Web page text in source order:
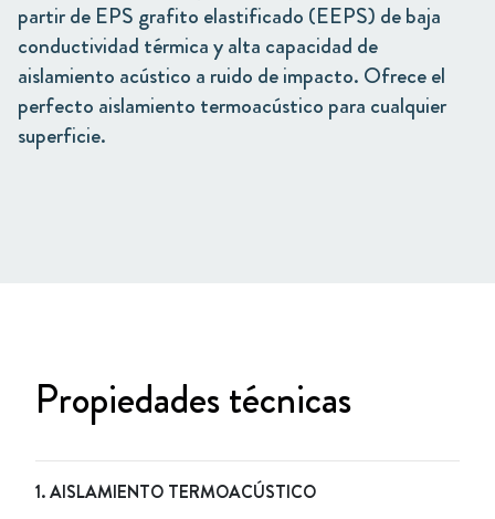
partir de EPS grafito elastificado (EEPS) de baja
conductividad térmica y alta capacidad de
aislamiento acústico a ruido de impacto. Ofrece el
perfecto aislamiento termoacústico para cualquier
superficie.
Propiedades técnicas
1. AISLAMIENTO TERMOACÚSTICO